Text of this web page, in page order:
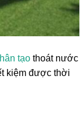
tạo thoát nước
kiệm được thời